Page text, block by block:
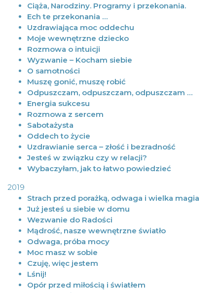
Ciąża, Narodziny. Programy i przekonania.
Ech te przekonania …
Uzdrawiająca moc oddechu
Moje wewnętrzne dziecko
Rozmowa o intuicji
Wyzwanie – Kocham siebie
O samotności
Muszę gonić, muszę robić
Odpuszczam, odpuszczam, odpuszczam …
Energia sukcesu
Rozmowa z sercem
Sabotażysta
Oddech to życie
Uzdrawianie serca – złość i bezradność
Jesteś w związku czy w relacji?
Wybaczyłam, jak to łatwo powiedzieć
2019
Strach przed porażką, odwaga i wielka magia
Już jesteś u siebie w domu
Wezwanie do Radości
Mądrość, nasze wewnętrzne światło
Odwaga, próba mocy
Moc masz w sobie
Czuję, więc jestem
Lśnij!
Opór przed miłością i światłem